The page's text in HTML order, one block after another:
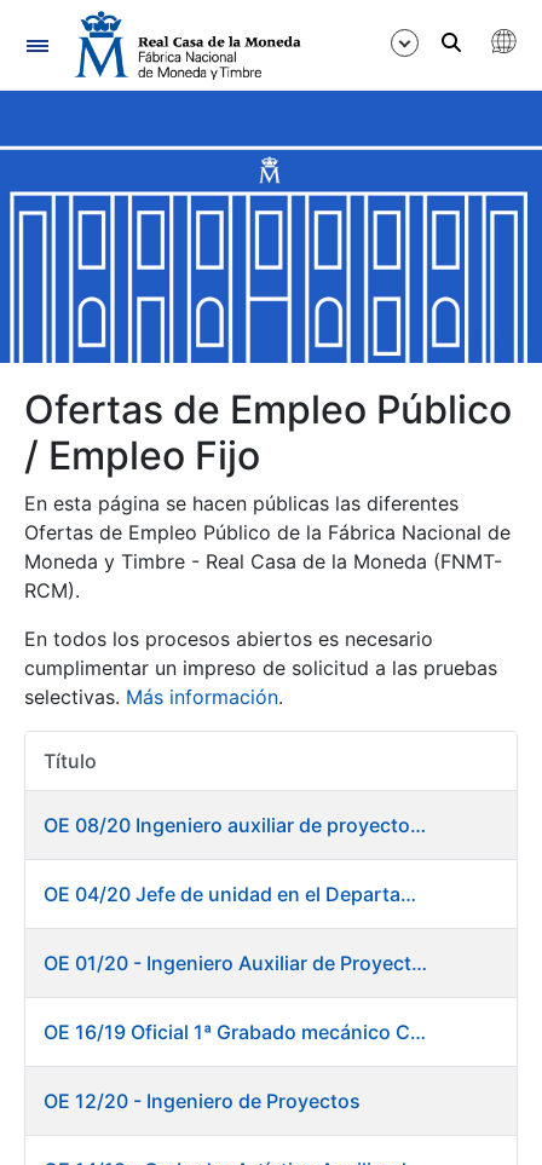
Navegación
Mostrar/Ocultar
Mostrar/Ocultar
Mostrar/Ocultar
Mostrar/Ocultar
Mostrar/Ocultar
Mostrar/Ocultar
Mostrar/Ocultar
Mostrar/Ocultar
Ofertas de Empleo Público
/ Empleo Fijo
En esta página se hacen públicas las diferentes
Ofertas de Empleo Público de la Fábrica Nacional de
Moneda y Timbre - Real Casa de la Moneda (FNMT-
RCM).
En todos los procesos abiertos es necesario
cumplimentar un impreso de solicitud a las pruebas
selectivas. Más información.
Título
OE 08/20 Ingeniero auxiliar de proyectos en el departamento de Fábrica de Papel - Burgos
OE 04/20 Jefe de unidad en el Departamento de Fábrica de Papel - Burgos
OE 01/20 - Ingeniero Auxiliar de Proyectos
OE 16/19 Oficial 1ª Grabado mecánico CAD
OE 12/20 - Ingeniero de Proyectos